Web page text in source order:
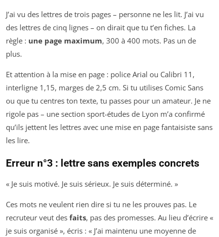
J’ai vu des lettres de trois pages – personne ne les lit. J’ai vu
des lettres de cinq lignes – on dirait que tu t’en fiches. La
règle : une page maximum, 300 à 400 mots. Pas un de
plus.
Et attention à la mise en page : police Arial ou Calibri 11,
interligne 1,15, marges de 2,5 cm. Si tu utilises Comic Sans
ou que tu centres ton texte, tu passes pour un amateur. Je ne
rigole pas – une section sport-études de Lyon m’a confirmé
qu’ils jettent les lettres avec une mise en page fantaisiste sans
les lire.
Erreur n°3 : lettre sans exemples concrets
« Je suis motivé. Je suis sérieux. Je suis déterminé. »
Ces mots ne veulent rien dire si tu ne les prouves pas. Le
recruteur veut des faits, pas des promesses. Au lieu d’écrire «
je suis organisé », écris : « J’ai maintenu une moyenne de